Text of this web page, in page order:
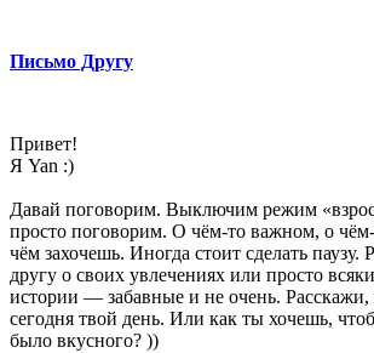
Письмо Другу
Привет!
Я Yan :)
Давай поговорим. Выключим режим
просто поговорим. О чём‑то важном, о
чём захочешь. Иногда стоит сделать паузу.
другу о своих увлечениях или просто
истории — забавные и не очень.
сегодня твой день. Или как ты хочешь,
было вкусного? ))